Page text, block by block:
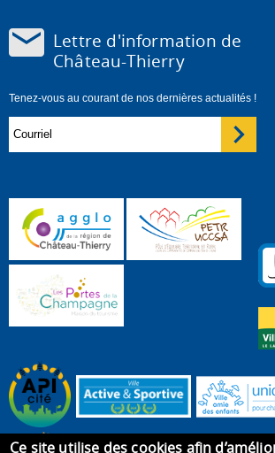
Lettre d'information de
Château-Thierry
Tenez-vous au courant de nos dernières actualités !
Ce site utilise des cookies afin